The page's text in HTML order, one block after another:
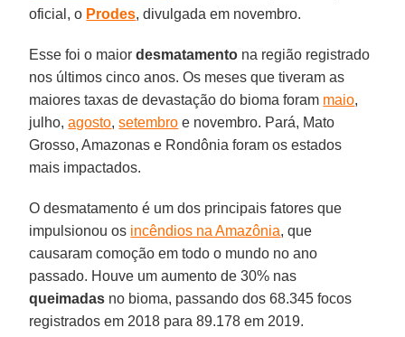
oficial, o Prodes, divulgada em novembro.
Esse foi o maiordesmatamento na região registrado
nos últimos cinco anos. Os meses que tiveram as
maiores taxas de devastação do bioma foram maio,
julho,agosto,setembro e novembro. Pará, Mato
Grosso, Amazonas e Rondônia foram os estados
mais impactados.
O desmatamento é um dos principais fatores que
impulsionou os incêndios na Amazônia, que
causaram comoção em todo o mundo no ano
passado. Houve um aumento de 30% nas
queimadas no bioma, passando dos 68.345 focos
registrados em 2018 para 89.178 em 2019.